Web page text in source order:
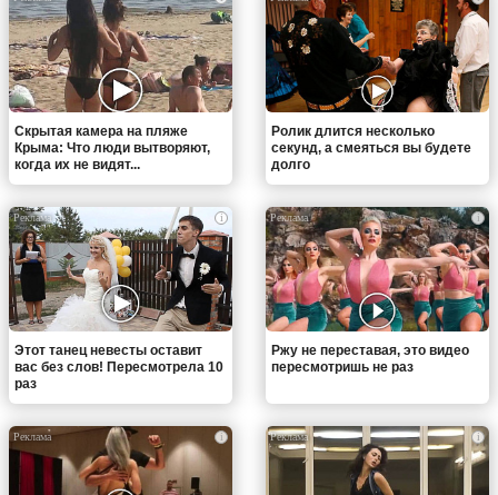
Скрытая камера на пляже
Крыма: Что люди вытворяют,
когда их не видят...
Ролик длится несколько
секунд, а смеяться вы будете
долго
i
Этот танец невесты оставит
вас без слов! Пересмотрела 10
раз
i
Ржу не переставая, это видео
пересмотришь не раз
i i